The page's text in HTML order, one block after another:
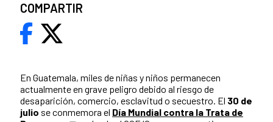
En Guatemala, miles de niñas y niños permanecen
actualmente en grave peligro debido al riesgo de
desaparición, comercio, esclavitud o secuestro. El 30 de
julio se conmemora el Día Mundial contra la Trata de
COMPARTIR